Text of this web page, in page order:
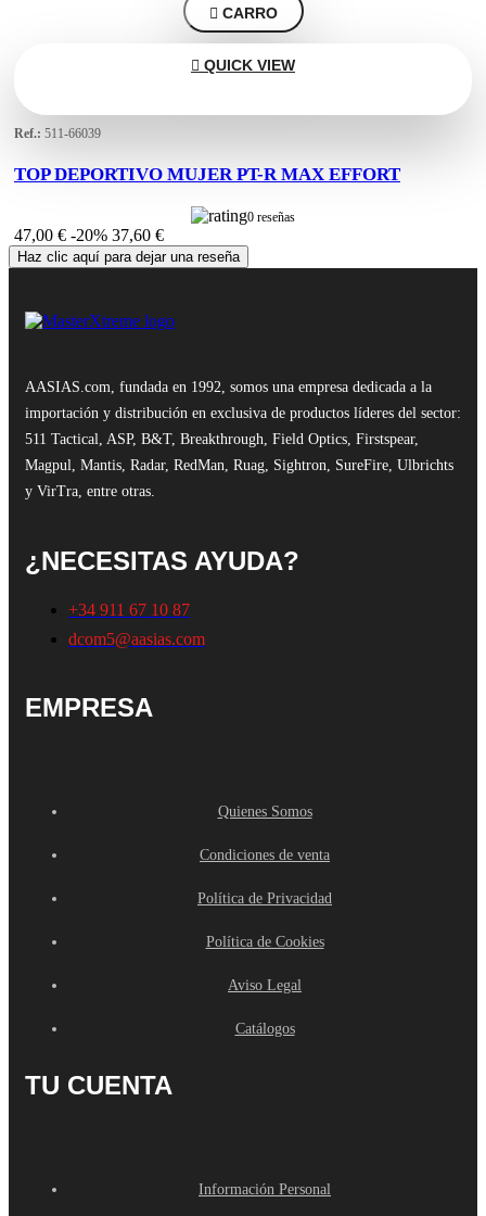
 CARRO
 QUICK VIEW
Ref.: 511-66039
TOP DEPORTIVO MUJER PT-R MAX EFFORT
0 reseñas
47,00 € -20% 37,60 €
Haz clic aquí para dejar una reseña
AASIAS.com, fundada en 1992, somos una empresa dedicada a la
importación y distribución en exclusiva de productos líderes del sector:
511 Tactical, ASP, B&T, Breakthrough, Field Optics, Firstspear,
Magpul, Mantis, Radar, RedMan, Ruag, Sightron, SureFire, Ulbrichts
y VirTra, entre otras.
¿NECESITAS AYUDA?
+34 911 67 10 87
dcom5@aasias.com
EMPRESA
Quienes Somos
Condiciones de venta
Política de Privacidad
Política de Cookies
Aviso Legal
Catálogos
TU CUENTA
Información Personal